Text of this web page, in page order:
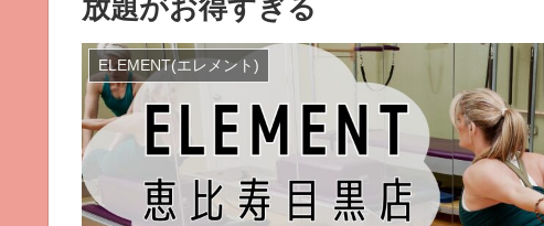
放題がお得すぎる
ELEMENT(エレメント)